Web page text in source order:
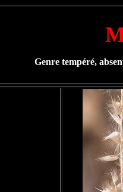
Genre tempéré,